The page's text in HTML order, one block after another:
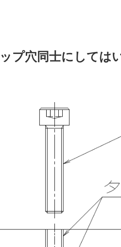
プ穴同士にしては